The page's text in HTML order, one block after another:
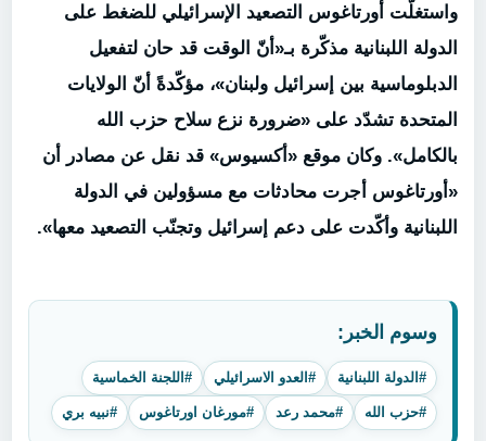
واستغلّت أورتاغوس التصعيد الإسرائيلي للضغط على
الدولة اللبنانية مذكّرة بـ«أنّ الوقت قد حان لتفعيل
الدبلوماسية بين إسرائيل ولبنان»، مؤكّدةً أنّ الولايات
المتحدة تشدّد على «ضرورة نزع سلاح حزب الله
بالكامل». وكان موقع «أكسيوس» قد نقل عن مصادر أن
«أورتاغوس أجرت محادثات مع مسؤولين في الدولة
اللبنانية وأكّدت على دعم إسرائيل وتجنّب التصعيد معها».
وسوم الخبر:
#الدولة اللبنانية #العدو الاسرائيلي #اللجنة الخماسية
#حزب الله #محمد رعد #مورغان اورتاغوس #نبيه بري